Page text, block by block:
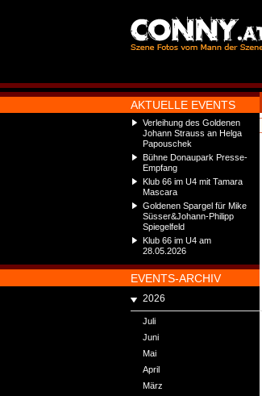
AKTUELLE EVENTS
Verleihung des Goldenen
Johann Strauss an Helga
Papouschek
Bühne Donaupark Presse-
Empfang
Klub 66 im U4 mit Tamara
Mascara
Goldenen Spargel für Mike
Süsser&Johann-Philipp
Spiegelfeld
Klub 66 im U4 am
28.05.2026
EVENTS-ARCHIV
2026
Juli
Juni
Mai
April
März